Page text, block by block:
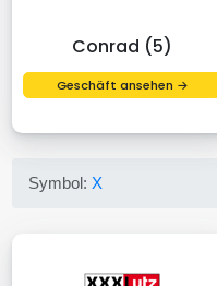
Conrad (5)
Geschäft ansehen →
Symbol: X